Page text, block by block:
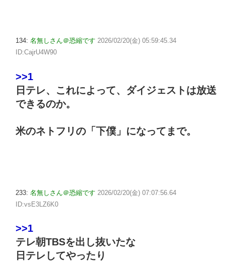
134: 名無しさん＠恐縮です 2026/02/20(金) 05:59:45.34
ID:CajrU4W90
>>1
日テレ、これによって、ダイジェストは放送
できるのか。
米のネトフリの「下僕」になってまで。
233: 名無しさん＠恐縮です 2026/02/20(金) 07:07:56.64
ID:vsE3LZ6K0
>>1
テレ朝TBSを出し抜いたな
日テレしてやったり